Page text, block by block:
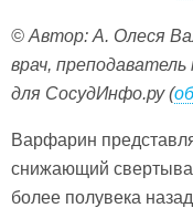
© Автор: А. Олеся
врач,
для СосудИнфо.ру (
Варфарин
снижающий
более полувека